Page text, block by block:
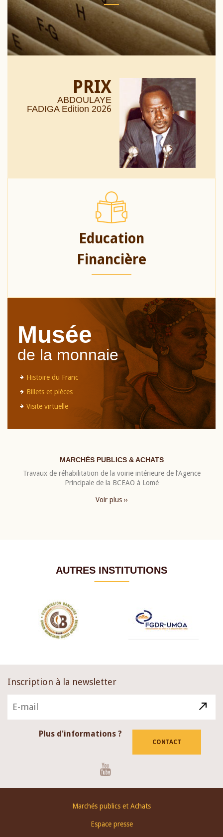
PRIX
ABDOULAYE
FADIGA Edition 2026
Education
Financière
Musée
de la monnaie
Histoire du Franc
Billets et pièces
Visite virtuelle
MARCHÉS PUBLICS & ACHATS
Travaux de réhabilitation de la voirie intérieure de l’Agence
Principale de la BCEAO à Lomé
Voir plus ››
AUTRES INSTITUTIONS
Inscription à la newsletter
Plus d'informations ?
CONTACT
Marchés publics et Achats
Espace presse